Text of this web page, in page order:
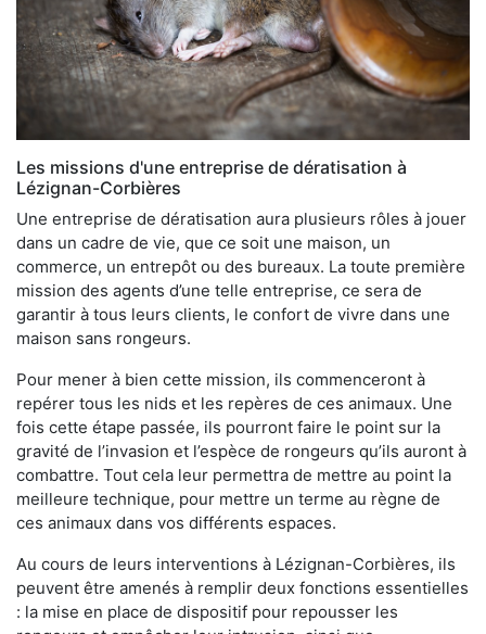
Les missions d'une entreprise de dératisation à
Lézignan-Corbières
Une entreprise de dératisation aura plusieurs rôles à jouer
dans un cadre de vie, que ce soit une maison, un
commerce, un entrepôt ou des bureaux. La toute première
mission des agents d’une telle entreprise, ce sera de
garantir à tous leurs clients, le confort de vivre dans une
maison sans rongeurs.
Pour mener à bien cette mission, ils commenceront à
repérer tous les nids et les repères de ces animaux. Une
fois cette étape passée, ils pourront faire le point sur la
gravité de l’invasion et l’espèce de rongeurs qu’ils auront à
combattre. Tout cela leur permettra de mettre au point la
meilleure technique, pour mettre un terme au règne de
ces animaux dans vos différents espaces.
Au cours de leurs interventions à Lézignan-Corbières, ils
peuvent être amenés à remplir deux fonctions essentielles
: la mise en place de dispositif pour repousser les